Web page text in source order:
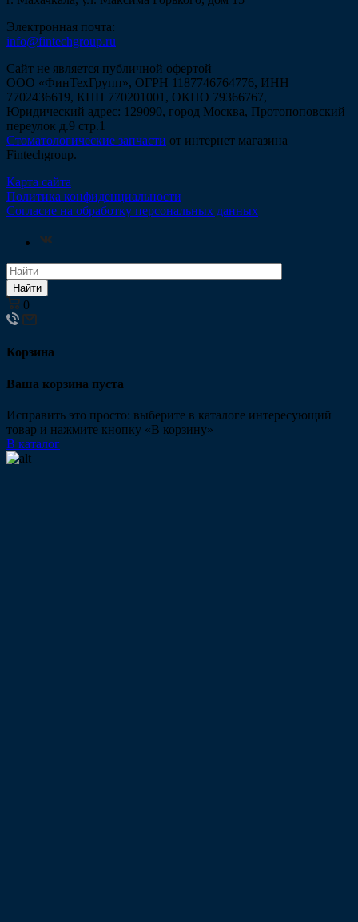
Электронная почта:
info@fintechgroup.ru
Сайт не является публичной офертой
ООО «ФинТехГрупп», ОГРН 1187746764776, ИНН
7702436619, КПП 770201001, ОКПО 79366767,
Юридический адрес: 129090, город Москва, Протопоповский
переулок д.9 стр.1
Стоматологические запчасти от интернет магазина
Fintechgroup.
Карта сайта
Политика конфиденциальности
Согласие на обработку персональных данных
Найти
0
Корзина
Ваша корзина пуста
Исправить это просто: выберите в каталоге интересующий
товар и нажмите кнопку «В корзину»
В каталог